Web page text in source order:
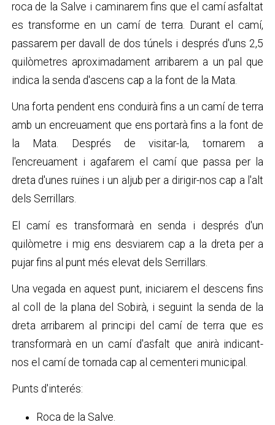
roca de la Salve i caminarem fins que el camí asfaltat
es transforme en un camí de terra. Durant el camí,
passarem per davall de dos túnels i després d'uns 2,5
quilòmetres aproximadament arribarem a un pal que
indica la senda d'ascens cap a la font de la Mata.
Una forta pendent ens conduirà fins a un camí de terra
amb un encreuament que ens portarà fins a la font de
la Mata. Després de visitar-la, tornarem a
l'encreuament i agafarem el camí que passa per la
dreta d'unes ruïnes i un aljub per a dirigir-nos cap a l'alt
dels Serrillars.
El camí es transformarà en senda i després d'un
quilòmetre i mig ens desviarem cap a la dreta per a
pujar fins al punt més elevat dels Serrillars.
Una vegada en aquest punt, iniciarem el descens fins
al coll de la plana del Sobirà, i seguint la senda de la
dreta arribarem al principi del camí de terra que es
transformarà en un camí d'asfalt que anirà indicant-
nos el camí de tornada cap al cementeri municipal.
Punts d'interés:
Roca de la Salve.